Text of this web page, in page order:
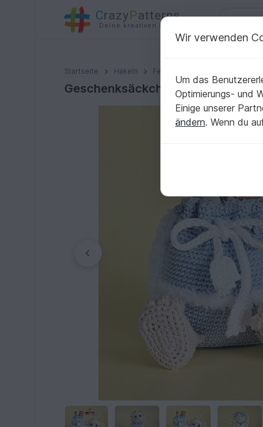
CrazyPatterns
Deine kreativen Ideen
Startseite Häkeln Festlichkeiten
Geschenksäckchen Engel mit Christbaumkugel -
Geschenksäckchen Engel mit
Wir verwenden
Um das
Optimierungs- und
Einige unserer
ändern. Wenn du